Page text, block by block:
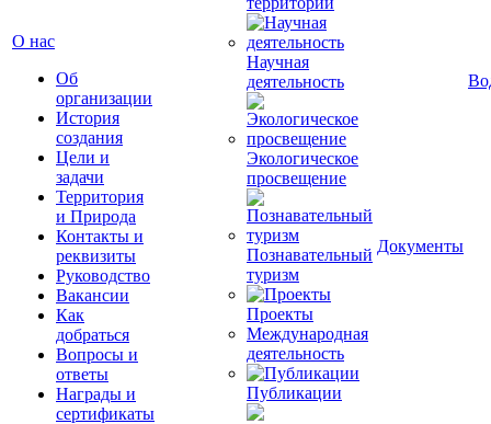
О нас
Об
организации
История
создания
Цели и
задачи
Территория
и Природа
Контакты и
реквизиты
Руководство
Вакансии
Как
добраться
Вопросы и
ответы
Награды и
сертификаты
Научная
деятельность
Экологическое
просвещение
Познавательный
туризм
Проекты
Международная
деятельность
Публикации
Документы